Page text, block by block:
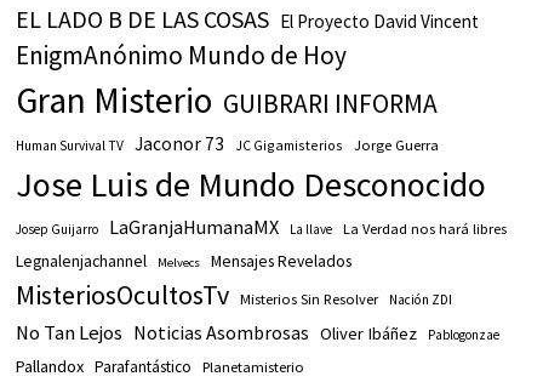
EL LADO B DE LAS COSAS El Proyecto David Vincent
EnigmAnónimo Mundo de Hoy
Gran Misterio GUIBRARI INFORMA
Human Survival TV Jaconor 73 JC Gigamisterios Jorge Guerra
Jose Luis de Mundo Desconocido
Josep Guijarro LaGranjaHumanaMX La llave La Verdad nos hará libres
Legnalenjachannel Melvecs Mensajes Revelados
MisteriosOcultosTv Misterios Sin Resolver Nación ZDI
No Tan Lejos Noticias Asombrosas Oliver Ibáñez Pablogonzae
Pallandox Parafantástico Planetamisterio